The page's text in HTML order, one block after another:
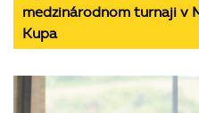
medzinárodnom turnaji v
Kupa